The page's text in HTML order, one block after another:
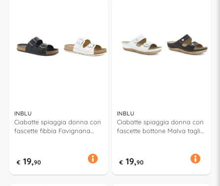
INBLU
Ciabatte spiaggia donna con
fascette fibbia Favignana
€ 19,90
INBLU
Ciabatte spiaggia donna con
fascette bottone Malva taglia
€ 19,90